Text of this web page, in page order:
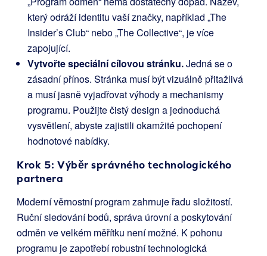
který odráží identitu vaší značky, například „The
Insider’s Club“ nebo „The Collective“, je více
zapojující.
Vytvořte speciální cílovou stránku.Jedná se o
zásadní přínos. Stránka musí být vizuálně přitažlivá
a musí jasně vyjadřovat výhody a mechanismy
programu. Použijte čistý design a jednoduchá
vysvětlení, abyste zajistili okamžité pochopení
hodnotové nabídky.
Krok 5: Výběr správného technologického
partnera
Moderní věrnostní program zahrnuje řadu složitostí.
Ruční sledování bodů, správa úrovní a poskytování
odměn ve velkém měřítku není možné. K pohonu
programu je zapotřebí robustní technologická